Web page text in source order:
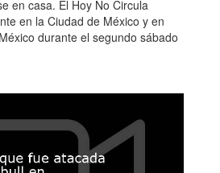
en casa. El Hoy No Circula
en la Ciudad de México y en
durante el segundo sábado